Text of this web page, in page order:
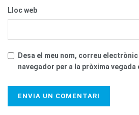
Lloc web
Desa el meu nom, correu
navegador per a la pròxima vegada